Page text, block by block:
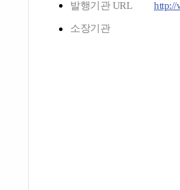
발행기관 URL http://
소장기관